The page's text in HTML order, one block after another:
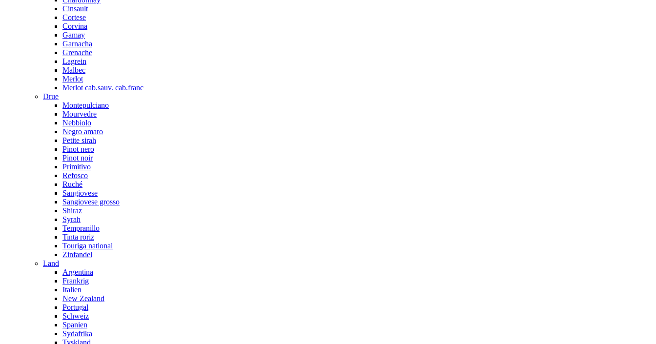
Cinsault
Cortese
Corvina
Gamay
Garnacha
Grenache
Lagrein
Malbec
Merlot
Merlot cab.sauv. cab.franc
Drue
Montepulciano
Mourvedre
Nebbiolo
Negro amaro
Petite sirah
Pinot nero
Pinot noir
Primitivo
Refosco
Ruché
Sangiovese
Sangiovese grosso
Shiraz
Syrah
Tempranillo
Tinta roriz
Touriga national
Zinfandel
Land
Argentina
Frankrig
Italien
New Zealand
Portugal
Schweiz
Spanien
Sydafrika
Tyskland